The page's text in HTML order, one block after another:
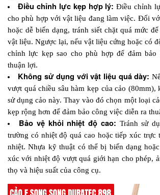
Điều chỉnh lực kẹp hợp lý: Điều chỉnh
cho phù hợp với vật liệu đang làm việc. Đối
hoặc dễ biến dạng, tránh siết chặt quá mức
vật liệu. Ngược lại, nếu vật liệu cứng hoặc có
chỉnh lực kẹp sao cho phù hợp để đảm bảo
thuận lợi.
Không sử dụng với vật liệu quá dày:
vượt quá chiều sâu hàm kẹp của cảo (80mm),
sử dụng cảo này. Thay vào đó chọn một loại
kẹp rộng hơn để đảm bảo công việc diễn ra
Bảo vệ khỏi nhiệt độ cao: Tránh sử
trường có nhiệt độ quá cao hoặc tiếp xúc trực
nhiệt. Nhựa kỹ thuật có thể bị biến dạng
xúc với nhiệt độ vượt quá giới hạn cho phép,
thọ và hiệu suất của công cụ.